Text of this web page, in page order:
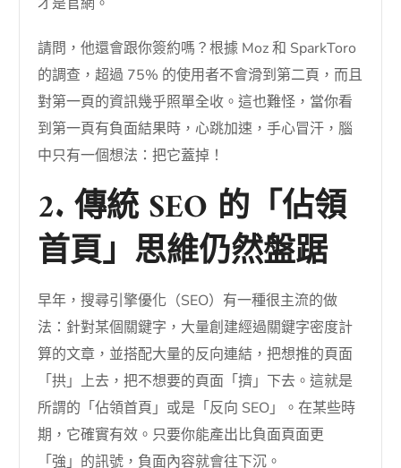
才是官網。
請問，他還會跟你簽約嗎？根據 Moz 和 SparkToro
的調查，超過 75% 的使用者不會滑到第二頁，而且
對第一頁的資訊幾乎照單全收。這也難怪，當你看
到第一頁有負面結果時，心跳加速，手心冒汗，腦
中只有一個想法：把它蓋掉！
2. 傳統 SEO 的「佔領
首頁」思維仍然盤踞
早年，搜尋引擎優化（SEO）有一種很主流的做
法：針對某個關鍵字，大量創建經過關鍵字密度計
算的文章，並搭配大量的反向連結，把想推的頁面
「拱」上去，把不想要的頁面「擠」下去。這就是
所謂的「佔領首頁」或是「反向 SEO」。在某些時
期，它確實有效。只要你能產出比負面頁面更
「強」的訊號，負面內容就會往下沉。